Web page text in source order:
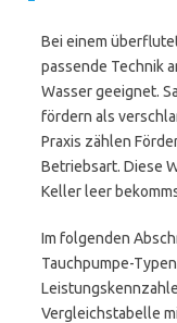
Bei einem
passende Technik
Wasser geeignet.
fördern als
Praxis zählen
Betriebsart. Diese
Keller leer
Im folgenden
Tauchpumpe-
Vergleichstabelle